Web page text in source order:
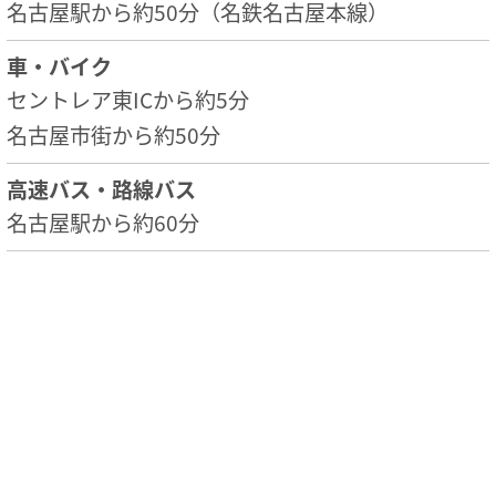
名古屋駅から約50分（名鉄名古屋本線）
車・バイク
セントレア東ICから約5分
名古屋市街から約50分
高速バス・路線バス
名古屋駅から約60分